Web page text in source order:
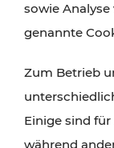
Wien,
Radtouren
Attraktionen
sowie
genannte
Zum Betrieb
Einige sind
während